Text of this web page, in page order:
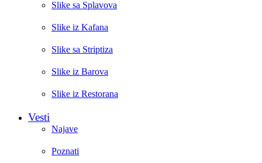
Slike sa Splavova
Slike iz Kafana
Slike sa Striptiza
Slike iz Barova
Slike iz Restorana
Vesti
Najave
Poznati